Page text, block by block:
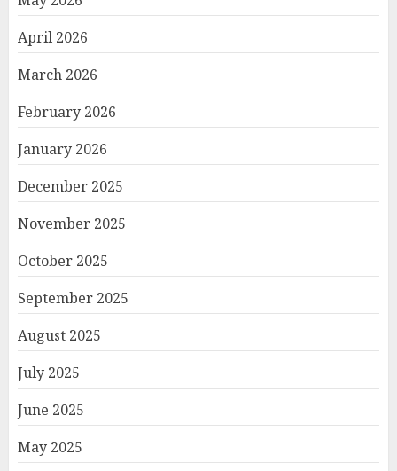
April 2026
March 2026
February 2026
January 2026
December 2025
November 2025
October 2025
September 2025
August 2025
July 2025
June 2025
May 2025